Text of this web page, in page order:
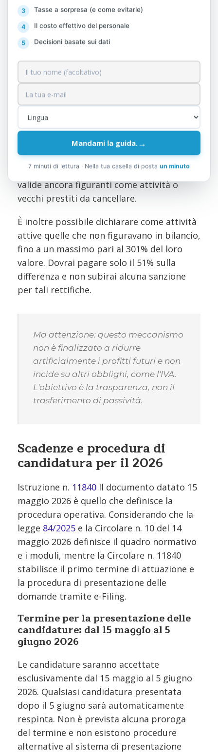
L'accordo offre un'ulteriore opportunità
che raramente si riscontra nella normativa
fiscale albanese. È possibile presentare una
nuova dichiarazione relativa ad alcune voci
dei propri bilanci per gli anni 2023, 2024 e
2025, correggendo la posizione di cassa, le
rimanenze, le attività o i crediti dubbi.
La rettifica è soggetta a un'aliquota del
51%, non del 151%. Si tratta di
un'opportunità concreta per le imprese
che presentano discrepanze storiche nei
propri bilanci, ad esempio scorte non
valide ancora figuranti come attività o
vecchi prestiti da cancellare.
È inoltre possibile dichiarare come attività
attive quelle che non figuravano in bilancio,
fino a un massimo pari al 301% del loro
valore. Dovrai pagare solo il 51% sulla
differenza e non subirai alcuna sanzione
per tali rettifiche.
Ma attenzione: questo meccanismo
non è finalizzato a ridurre
artificialmente i profitti futuri e non
incide su altri obblighi, come l'IVA.
L'obiettivo è la trasparenza, non il
trasferimento di passività.
Scadenze e procedura di
candidatura per il 2026
Istruzione n. 11840 Il documento datato 15
maggio 2026 è quello che definisce la
procedura operativa. Considerando che la
legge 84/2025 e la Circolare n. 10 del 14
maggio 2026 definisce il quadro normativo
e i moduli, mentre la Circolare n. 11840
stabilisce il primo termine di attuazione e
la procedura di presentazione delle
domande tramite e-Filing.
Termine per la presentazione delle
candidature: dal 15 maggio al 5
giugno 2026
Le candidature saranno accettate
esclusivamente dal 15 maggio al 5 giugno
2026. Qualsiasi candidatura presentata
dopo il 5 giugno sarà automaticamente
respinta. Non è prevista alcuna proroga
del termine e non esistono procedure
alternative al sistema di presentazione
Tasse a sorpresa (e come evitarle)
Il costo effettivo del personale
Decisioni basate sui dati
Mandami la guida.→
7 minuti di lettura · Nella tua casella di posta un minuto